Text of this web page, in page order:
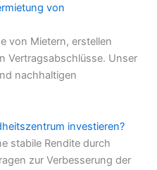
von
von Mietern, erstellen
Vertragsabschlüsse. Unser
nachhaltigen
investieren?
stabile Rendite durch
zur Verbesserung der